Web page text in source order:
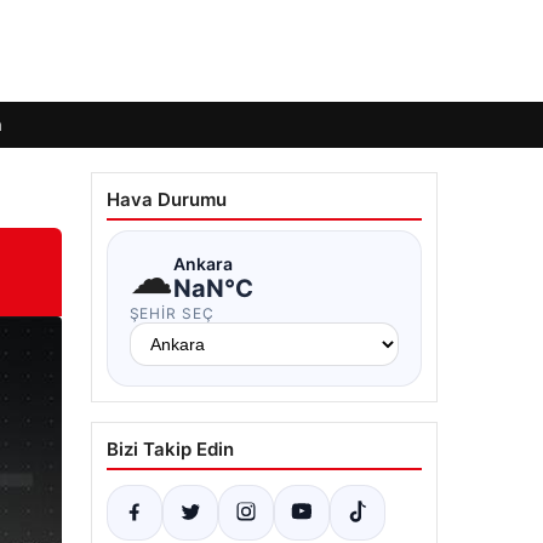
Hava Durumu
☁Ankara
NaN°C
ŞEHIR SEÇ
Bizi Takip Edin